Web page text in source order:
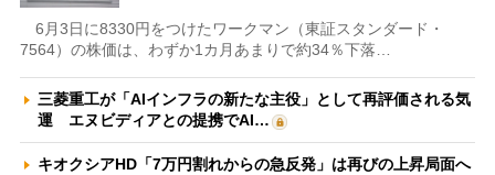
6月3日に8330円をつけたワークマン（東証スタンダード・
7564）の株価は、わずか1カ月あまりで約34％下落…
三菱重工が「AIインフラの新たな主役」として再評価される気
運 エヌビディアとの提携でAI…
キオクシアHD「7万円割れからの急反発」は再びの上昇局面へ